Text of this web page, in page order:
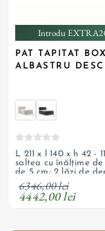
Introdu
PAT TAPITAT
ALBASTRU
L 211 x l 140 x h 42 - 119 cm, tapițerie din catifea,
saltea cu înălțime
de 5 cm; 2 lăzi de
6346,00 lei
4442,00 lei